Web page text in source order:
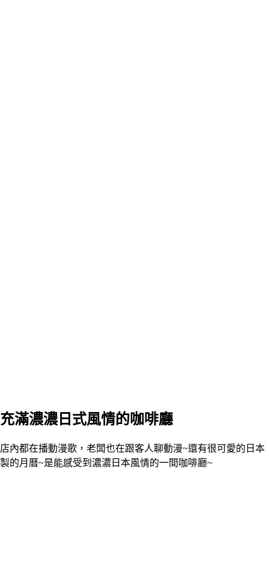
充滿濃濃日式風情的咖啡廳
店內都在播動漫歌，老闆也在跟客人聊動漫~還有很可愛的日本
製的月曆~是能感受到濃濃日本風情的一間咖啡廳~